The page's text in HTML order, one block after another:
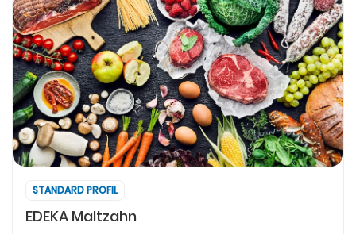
STANDARD PROFIL
EDEKA Maltzahn